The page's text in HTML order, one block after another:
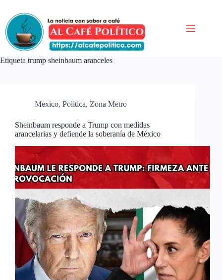
contenido
Etiqueta trump sheinbaum aranceles
Mexico, Politica, Zona Metro
Sheinbaum responde a Trump con medidas
arancelarias y defiende la soberanía de México